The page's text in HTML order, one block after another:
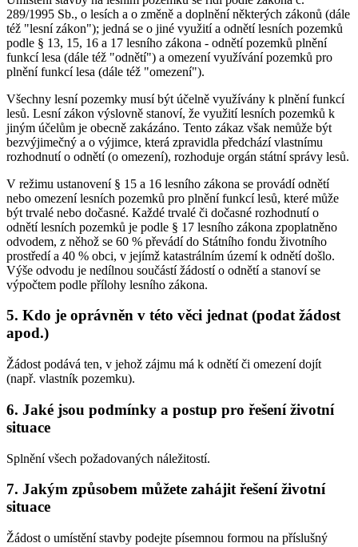
289/1995 Sb., o lesích a o změně a doplnění některých zákonů (dále
též "lesní zákon"); jedná se o jiné využití a odnětí lesních pozemků
podle § 13, 15, 16 a 17 lesního zákona - odnětí pozemků plnění
funkcí lesa (dále též "odnětí") a omezení využívání pozemků pro
plnění funkcí lesa (dále též "omezení").
Všechny lesní pozemky musí být účelně využívány k plnění funkcí
lesů. Lesní zákon výslovně stanoví, že využití lesních pozemků k
jiným účelům je obecně zakázáno. Tento zákaz však nemůže být
bezvýjimečný a o výjimce, která zpravidla předchází vlastnímu
rozhodnutí o odnětí (o omezení), rozhoduje orgán státní správy lesů.
V režimu ustanovení § 15 a 16 lesního zákona se provádí odnětí
nebo omezení lesních pozemků pro plnění funkcí lesů, které může
být trvalé nebo dočasné. Každé trvalé či dočasné rozhodnutí o
odnětí lesních pozemků je podle § 17 lesního zákona zpoplatněno
odvodem, z něhož se 60 % převádí do Státního fondu životního
prostředí a 40 % obci, v jejímž katastrálním území k odnětí došlo.
Výše odvodu je nedílnou součástí žádostí o odnětí a stanoví se
výpočtem podle přílohy lesního zákona.
5. Kdo je oprávněn v této věci jednat (podat žádost
apod.)
Žádost podává ten, v jehož zájmu má k odnětí či omezení dojít
(např. vlastník pozemku).
6. Jaké jsou podmínky a postup pro řešení životní
situace
Splnění všech požadovaných náležitostí.
7. Jakým způsobem můžete zahájit řešení životní
situace
Žádost o umístění stavby podejte písemnou formou na příslušný